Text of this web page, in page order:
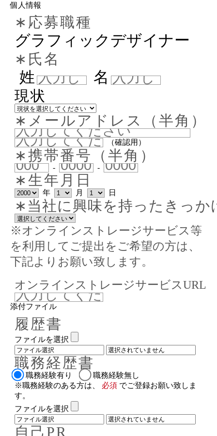
個人情報
∗応募職種
グラフィックデザイナー
∗氏名
姓 名
現状
∗メールアドレス（半角）
（確認用）
∗携帯番号（半角）
- -
∗生年月日
年 月 日
∗当社に興味を持ったきっか
※オンラインストレージサービス等
を利用してご提出をご希望の方は、
下記よりお願い致します。
オンラインストレージサービスURL
添付ファイル
履歴書
ファイルを選択
職務経歴書
職務経験有り
職務経験無し
※職務経験のある方は、
必須 でご登録お願い致しま
す。
ファイルを選択
自己PR